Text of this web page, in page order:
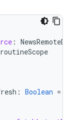
:
: Boolean =